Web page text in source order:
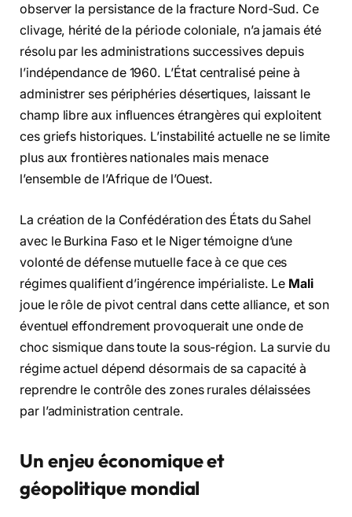
observer la persistance de la fracture Nord-Sud. Ce
clivage, hérité de la période coloniale, n’a jamais été
résolu par les administrations successives depuis
l’indépendance de 1960. L’État centralisé peine à
administrer ses périphéries désertiques, laissant le
champ libre aux influences étrangères qui exploitent
ces griefs historiques. L’instabilité actuelle ne se limite
plus aux frontières nationales mais menace
l’ensemble de l’Afrique de l’Ouest.
La création de la Confédération des États du Sahel
avec le Burkina Faso et le Niger témoigne d’une
volonté de défense mutuelle face à ce que ces
régimes qualifient d’ingérence impérialiste. Le Mali
joue le rôle de pivot central dans cette alliance, et son
éventuel effondrement provoquerait une onde de
choc sismique dans toute la sous-région. La survie du
régime actuel dépend désormais de sa capacité à
reprendre le contrôle des zones rurales délaissées
par l’administration centrale.
Un enjeu économique et
géopolitique mondial